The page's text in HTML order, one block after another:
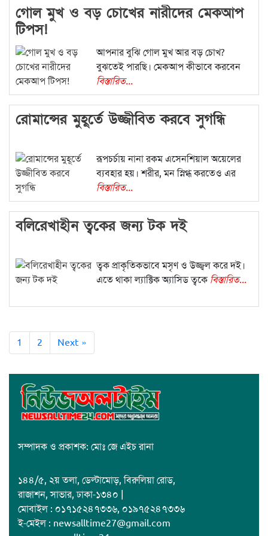
গোল মুখ ও বড় চোখের নারীদের মেকআপ
টিপস!
আপনার বুঝি গোল মুখ আর বড় চোখ?
বুঝতেই পারছি। মেকআপ কীভাবে করবেন
বিস্তারিত...
রোমান্সের মুহূর্তে উজ্জীবিত করবে সুগন্ধি
রূপচর্চায় নানা রকম এসেনশিয়াল অয়েলের
ব্যবহার হয়। শরীর, মন স্নিগ্ধ করতেও এর
বিস্তারিত...
বলিরেখাহীন ত্বকের জন্য টক দই
ত্বক প্রাকৃতিকভাবে মসৃণ ও উজ্জ্বল করে দই।
এতে থাকা ল্যাক্টিক অ্যাসিড ত্বকে বিস্তারিত...
1 2 Next »
সম্পাদক ও প্রকাশক: মোঃ জে এইচ রানা
১৪৪/৫, ২য় তলা, ডেল্টামোড়, বিরুলিয়া রোড,
রাজাশন, সাভার, ঢাকা-১৩৪০ |
মোবাইল : ০১৭১৫২৪৭৩৩৬, ০১৯৭৫২৪৭৩৩৬
ই-মেইল : newsalltime27@gmail.com